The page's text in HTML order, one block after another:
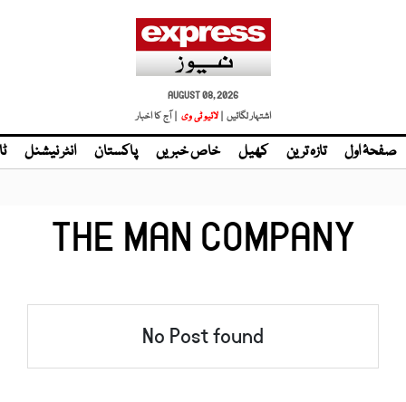
AUGUST 08, 2026
اشتہار لگائیں | لائیو ٹی وی | آج کا اخبار
صفحۂ اول تازہ ترین کھیل خاص خبریں پاکستان انٹر نیشنل
THE MAN COMPANY
No Post found